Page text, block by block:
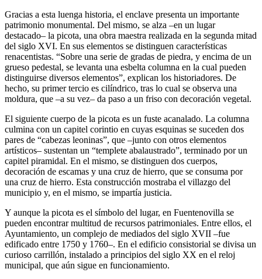
Gracias a esta luenga historia, el enclave presenta un importante
patrimonio monumental. Del mismo, se alza –en un lugar
destacado– la picota, una obra maestra realizada en la segunda mitad
del siglo XVI. En sus elementos se distinguen características
renacentistas. “Sobre una serie de gradas de piedra, y encima de un
grueso pedestal, se levanta una esbelta columna en la cual pueden
distinguirse diversos elementos”, explican los historiadores. De
hecho, su primer tercio es cilíndrico, tras lo cual se observa una
moldura, que –a su vez– da paso a un friso con decoración vegetal.
El siguiente cuerpo de la picota es un fuste acanalado. La columna
culmina con un capitel corintio en cuyas esquinas se suceden dos
pares de “cabezas leoninas”, que –junto con otros elementos
artísticos– sustentan un “templete abalaustrado”, terminado por un
capitel piramidal. En el mismo, se distinguen dos cuerpos,
decoración de escamas y una cruz de hierro, que se consuma por
una cruz de hierro. Esta construcción mostraba el villazgo del
municipio y, en el mismo, se impartía justicia.
Y aunque la picota es el símbolo del lugar, en Fuentenovilla se
pueden encontrar multitud de recursos patrimoniales. Entre ellos, el
Ayuntamiento, un complejo de mediados del siglo XVII –fue
edificado entre 1750 y 1760–. En el edificio consistorial se divisa un
curioso carrillón, instalado a principios del siglo XX en el reloj
municipal, que aún sigue en funcionamiento.